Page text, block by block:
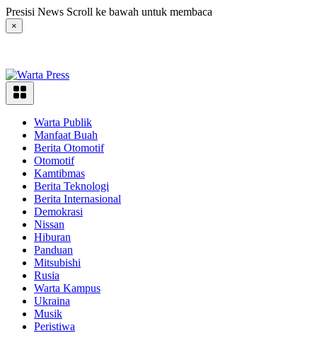
Langsung
ke
konten
Presisi News Scroll ke bawah untuk membaca
×
Warta Publik
Manfaat Buah
Berita Otomotif
Otomotif
Kamtibmas
Berita Teknologi
Berita Internasional
Demokrasi
Nissan
Hiburan
Panduan
Mitsubishi
Rusia
Warta Kampus
Ukraina
Musik
Peristiwa